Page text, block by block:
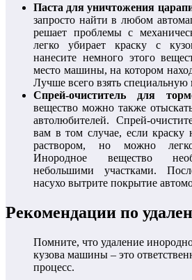
Паста для уничтожения
запросто найти в любом
решает проблемы с
легко убирает краску с
нанесите немного этого
место машины, на котором
Лучше всего взять
Спрей-очиститель для
вещество можно также
автолюбителей. Спрей-
вам в том случае, если краску
раствором, но можно
Инородное вещество
небольшими участками.
насухо вытрите покрытие
Рекомендации по
Помните, что удаление
кузова машины – это
процесс.